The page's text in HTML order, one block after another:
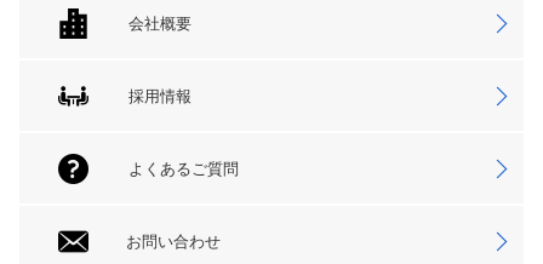
会社概要
採用情報
よくあるご質問
お問い合わせ